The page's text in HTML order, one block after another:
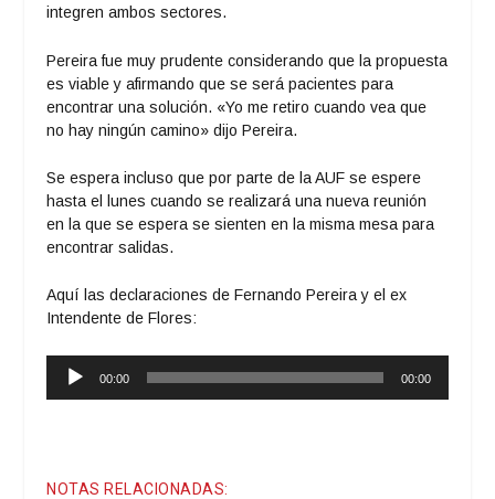
integren ambos sectores.
Pereira fue muy prudente considerando que la propuesta
es viable y afirmando que se será pacientes para
encontrar una solución. «Yo me retiro cuando vea que
no hay ningún camino» dijo Pereira.
Se espera incluso que por parte de la AUF se espere
hasta el lunes cuando se realizará una nueva reunión
en la que se espera se sienten en la misma mesa para
encontrar salidas.
Aquí las declaraciones de Fernando Pereira y el ex
Intendente de Flores:
Reproductor
00:00 00:00
NOTAS RELACIONADAS: